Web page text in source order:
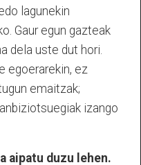
lagunekin
Gaur egun gazteak
dela uste dut hori.
egoerarekin, ez
emaitzak;
izango
aipatu duzu lehen.